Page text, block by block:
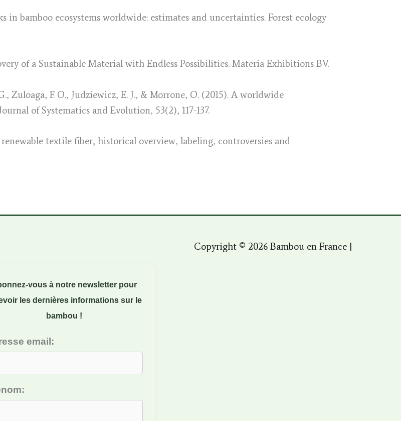
in bamboo ecosystems worldwide: estimates and uncertainties. Forest ecology
of a Sustainable Material with Endless Possibilities. Materia Exhibitions BV.
Zuloaga, F. O., Judziewicz, E. J., & Morrone, O. (2015). A worldwide
of Systematics and Evolution, 53(2), 117-137.
renewable textile fiber, historical overview, labeling, controversies and
vous à notre newsletter pour
les dernières informations sur le
bambou !
email:
Copyright © 2026 Bambou en France |